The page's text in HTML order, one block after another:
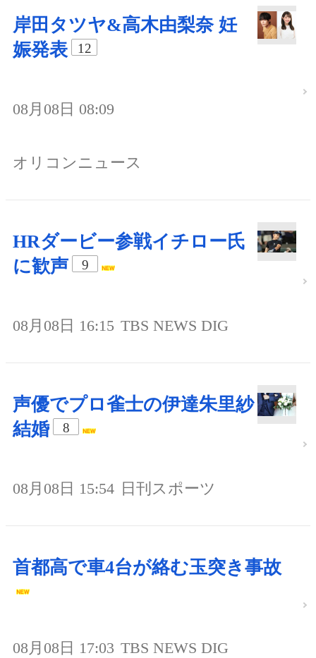
岸田タツヤ&高木由梨奈 妊
娠発表
12
08月08日 08:09
オリコンニュース
HRダービー参戦イチロー氏
に歓声
9
08月08日 16:15 TBS NEWS DIG
声優でプロ雀士の伊達朱里紗
結婚
8
08月08日 15:54 日刊スポーツ
首都高で車4台が絡む玉突き事故
08月08日 17:03 TBS NEWS DIG